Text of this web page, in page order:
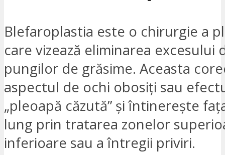
Blefaroplastia este o chirurgie a
care vizează eliminarea excesului
pungilor de grăsime. Aceasta
aspectul de ochi obosiți sau
„pleoapă căzută” și întinerește
lung prin tratarea zonelor
inferioare sau a întregii priviri.